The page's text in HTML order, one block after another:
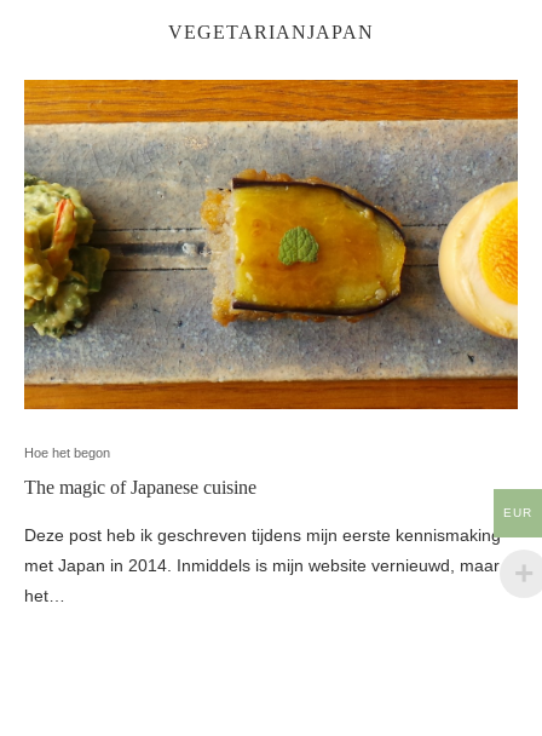
VEGETARIANJAPAN
Hoe het begon
The magic of Japanese cuisine
Deze post heb ik geschreven tijdens mijn eerste kennismaking
met Japan in 2014. Inmiddels is mijn website vernieuwd, maar
het…
EUR